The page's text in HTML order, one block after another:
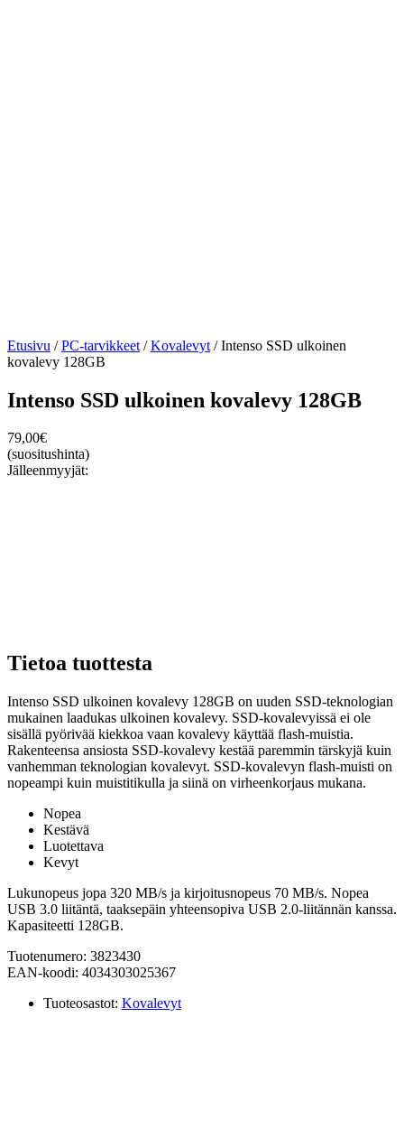
Etusivu /PC-tarvikkeet /Kovalevyt / Intenso SSD ulkoinen
kovalevy 128GB
Intenso SSD ulkoinen kovalevy 128GB
79,00€
(suositushinta)
Jälleenmyyjät:
Tietoa tuottesta
Intenso SSD ulkoinen kovalevy 128GB on uuden SSD-teknologian
mukainen laadukas ulkoinen kovalevy. SSD-kovalevyissä ei ole
sisällä pyörivää kiekkoa vaan kovalevy käyttää flash-muistia.
Rakenteensa ansiosta SSD-kovalevy kestää paremmin tärskyjä kuin
vanhemman teknologian kovalevyt. SSD-kovalevyn flash-muisti on
nopeampi kuin muistitikulla ja siinä on virheenkorjaus mukana.
Nopea
Kestävä
Luotettava
Kevyt
Lukunopeus jopa 320 MB/s ja kirjoitusnopeus 70 MB/s. Nopea
USB 3.0 liitäntä, taaksepäin yhteensopiva USB 2.0-liitännän kanssa.
Kapasiteetti 128GB.
Tuotenumero: 3823430
EAN-koodi: 4034303025367
Tuoteosastot: Kovalevyt